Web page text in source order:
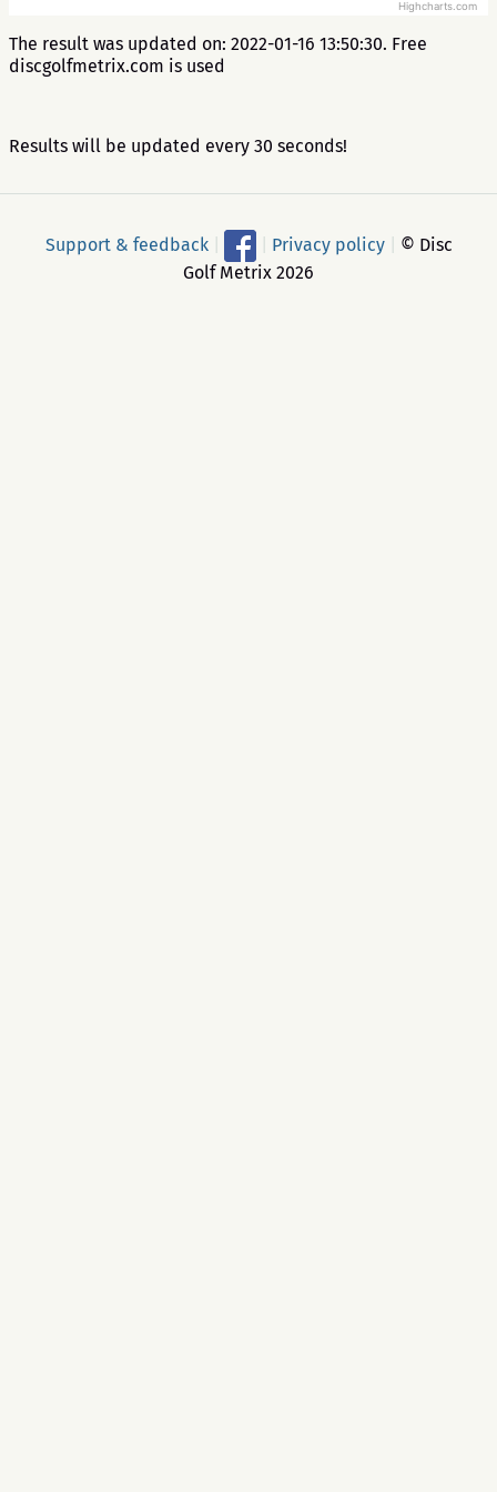
Highcharts.com
The result was updated on: 2022-01-16 13:50:30. Free
discgolfmetrix.com is used
Results will be updated every 30 seconds!
Support & feedback Privacy policy
© Disc
Golf Metrix 2026